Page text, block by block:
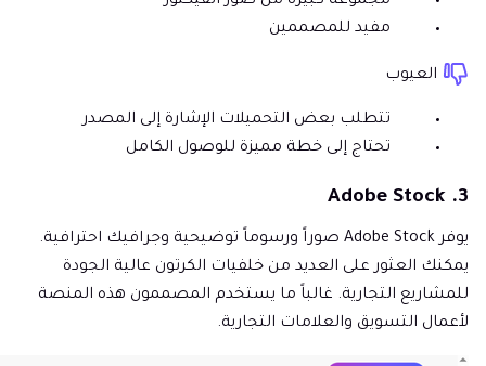
مفيد للمصممين
العيوب
تتطلب بعض التحميلات الإشارة إلى المصدر
تحتاج إلى خطة مميزة للوصول الكامل
3. Adobe Stock
يوفر Adobe Stock صوراً ورسوماً توضيحية وجرافيك احترافية.
يمكنك العثور على العديد من خلفيات الكرتون عالية الجودة
للمشاريع التجارية. غالباً ما يستخدم المصممون هذه المنصة
لأعمال التسويق والعلامات التجارية.